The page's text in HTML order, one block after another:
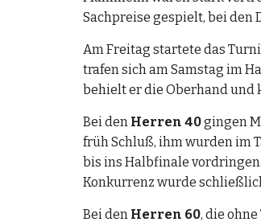
Sachpreise gespielt, bei den
Am Freitag startete das
trafen sich am Samstag im
behielt er die Oberhand und
Bei den Herren 40 gingen
früh Schluß, ihm wurden im
bis ins Halbfinale
Konkurrenz wurde
Bei den Herren 60, die